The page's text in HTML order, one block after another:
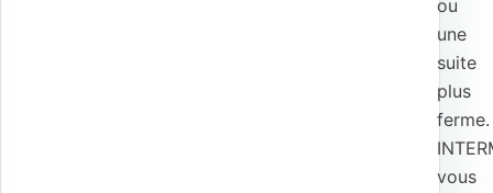
ou
une
suite
plus
ferme.
vous